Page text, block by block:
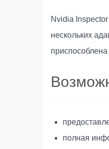
Nvidia
нескольких
полная